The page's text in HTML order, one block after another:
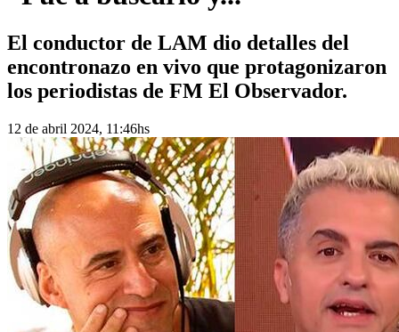
El conductor de LAM dio detalles del
encontronazo en vivo que protagonizaron
los periodistas de FM El Observador.
12 de abril 2024, 11:46hs